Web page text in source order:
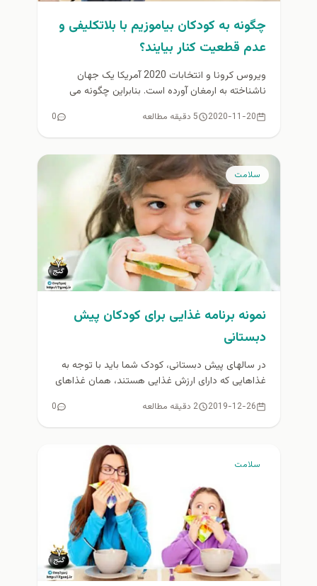
چگونه به کودکان بیاموزیم با بلاتکلیفی و
عدم قطعیت کنار بیایند؟
ویروس کرونا و انتخابات 2020 آمریکا یک جهان
ناشناخته به ارمغان آورده است. بنابراین چگونه می
2020-11-20 5 دقیقه مطالعه 0
سلامت
نمونه برنامه غذایی برای کودکان پیش
دبستانی
در سالهای پیش دبستانی، کودک شما باید با توجه به
غذاهایی که دارای ارزش غذایی هستند، همان غذاهای
2019-12-26 2 دقیقه مطالعه 0
سلامت